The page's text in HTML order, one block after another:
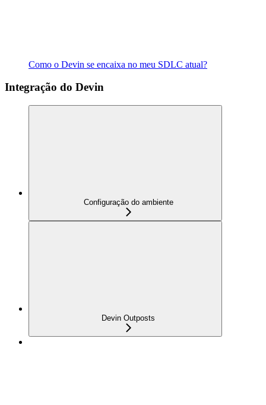
Como o Devin se encaixa no meu SDLC atual?
Integração do Devin
Configuração do ambiente
Devin Outposts